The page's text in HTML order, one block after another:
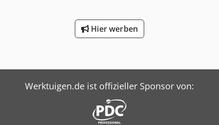
Hier werben
Werktuigen.de ist offizieller Sponsor von: